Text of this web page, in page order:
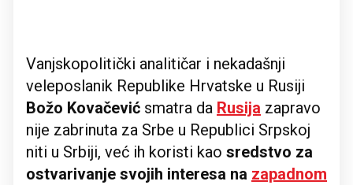
Vanjskopolitički analitičar i nekadašnji
veleposlanik Republike Hrvatske u Rusiji
Božo Kovačević smatra da Rusija zapravo
nije zabrinuta za Srbe u Republici Srpskoj
niti u Srbiji, već ih koristi kao sredstvo za
ostvarivanje svojih interesa na zapadnom